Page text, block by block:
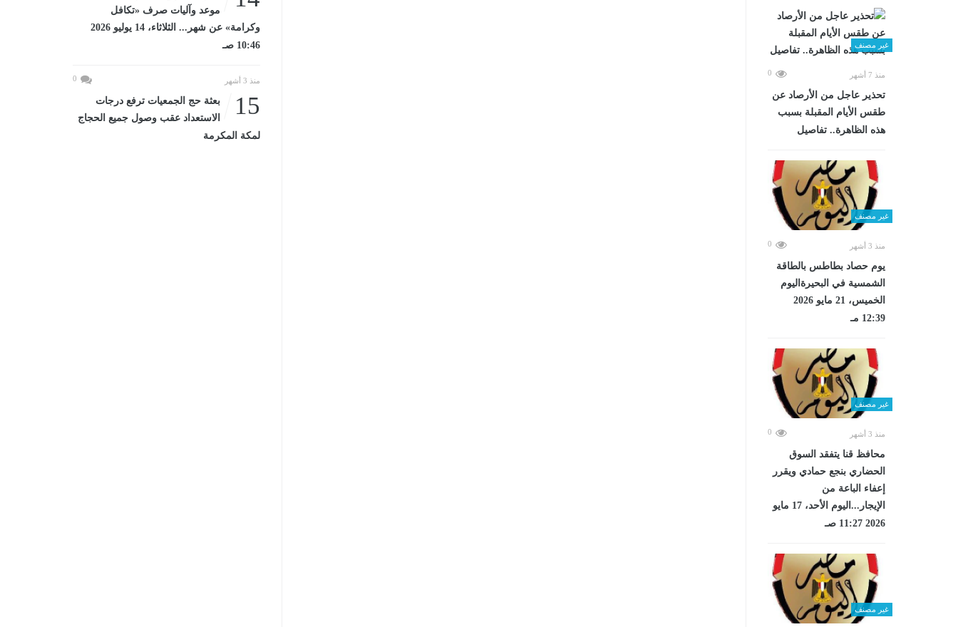
غير مصنف
منذ 7 أشهر 0
تحذير عاجل من الأرصاد عن
طقس الأيام المقبلة بسبب
هذه الظاهرة.. تفاصيل
غير مصنف
منذ 3 أشهر 0
يوم حصاد بطاطس بالطاقة
الشمسية في البحيرةاليوم
الخميس، 21 مايو 2026
12:39 مـ
غير مصنف
منذ 3 أشهر 0
محافظ قنا يتفقد السوق
الحضاري بنجع حمادي ويقرر
إعفاء الباعة من
الإيجار...اليوم الأحد، 17 مايو
2026 11:27 صـ
غير مصنف
موعد وآليات صرف «تكافل
وكرامة» عن شهر... الثلاثاء، 14 يوليو 2026
10:46 صـ
منذ 3 أشهر 0
15
بعثة حج الجمعيات ترفع درجات
الاستعداد عقب وصول جميع الحجاج
لمكة المكرمة